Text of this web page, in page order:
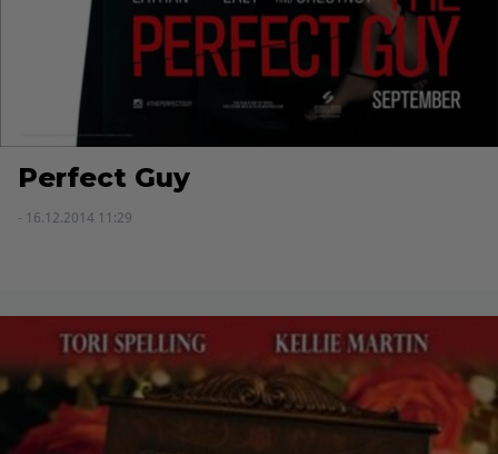
Perfect Guy
- 16.12.2014 11:29